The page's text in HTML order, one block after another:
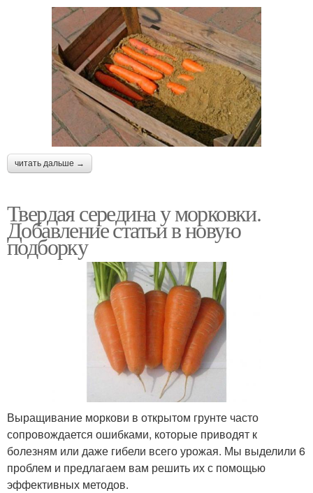
читать дальше →
Твердая середина у морковки.
Добавление статьи в новую
подборку
Выращивание моркови в открытом грунте часто
сопровождается ошибками, которые приводят к
болезням или даже гибели всего урожая. Мы выделили 6
проблем и предлагаем вам решить их с помощью
эффективных методов.